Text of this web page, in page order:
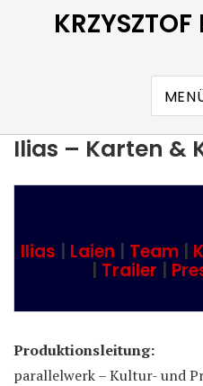
Ilias – Karten &
Ilias Laien Team
Trailer
Produktionsleitung:
parallelwerk – Kultur- und